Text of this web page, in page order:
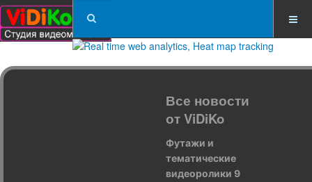
Все новости
от ViDiKo
Футажи и
тематические
видеоролики 9